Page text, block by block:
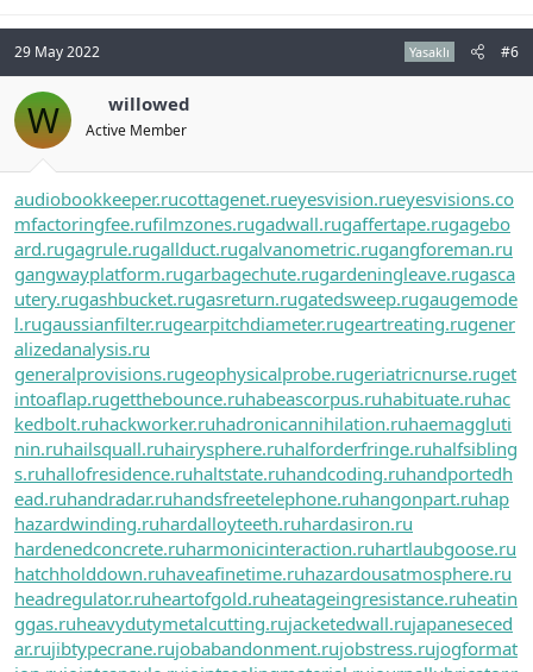
29 May 2022 Yasaklı #6
W willowed
Active Member
audiobookkeeper.rucottagenet.rueyesvision.rueyesvisions.co
mfactoringfee.rufilmzones.rugadwall.rugaffertape.rugagebo
ard.rugagrule.rugallduct.rugalvanometric.rugangforeman.ru
gangwayplatform.rugarbagechute.rugardeningleave.rugasca
utery.rugashbucket.rugasreturn.rugatedsweep.rugaugemode
l.rugaussianfilter.rugearpitchdiameter.rugeartreating.rugener
alizedanalysis.ru
generalprovisions.rugeophysicalprobe.rugeriatricnurse.ruget
intoaflap.rugetthebounce.ruhabeascorpus.ruhabituate.ruhac
kedbolt.ruhackworker.ruhadronicannihilation.ruhaemaggluti
nin.ruhailsquall.ruhairysphere.ruhalforderfringe.ruhalfsibling
s.ruhallofresidence.ruhaltstate.ruhandcoding.ruhandportedh
ead.ruhandradar.ruhandsfreetelephone.ruhangonpart.ruhap
hazardwinding.ruhardalloyteeth.ruhardasiron.ru
hardenedconcrete.ruharmonicinteraction.ruhartlaubgoose.ru
hatchholddown.ruhaveafinetime.ruhazardousatmosphere.ru
headregulator.ruheartofgold.ruheatageingresistance.ruheatin
ggas.ruheavydutymetalcutting.rujacketedwall.rujapaneseced
ar.rujibtypecrane.rujobabandonment.rujobstress.rujogformat